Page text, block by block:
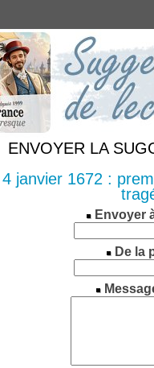
ENVOYER LA
4 janvier 1672 :
Envoyer
De la